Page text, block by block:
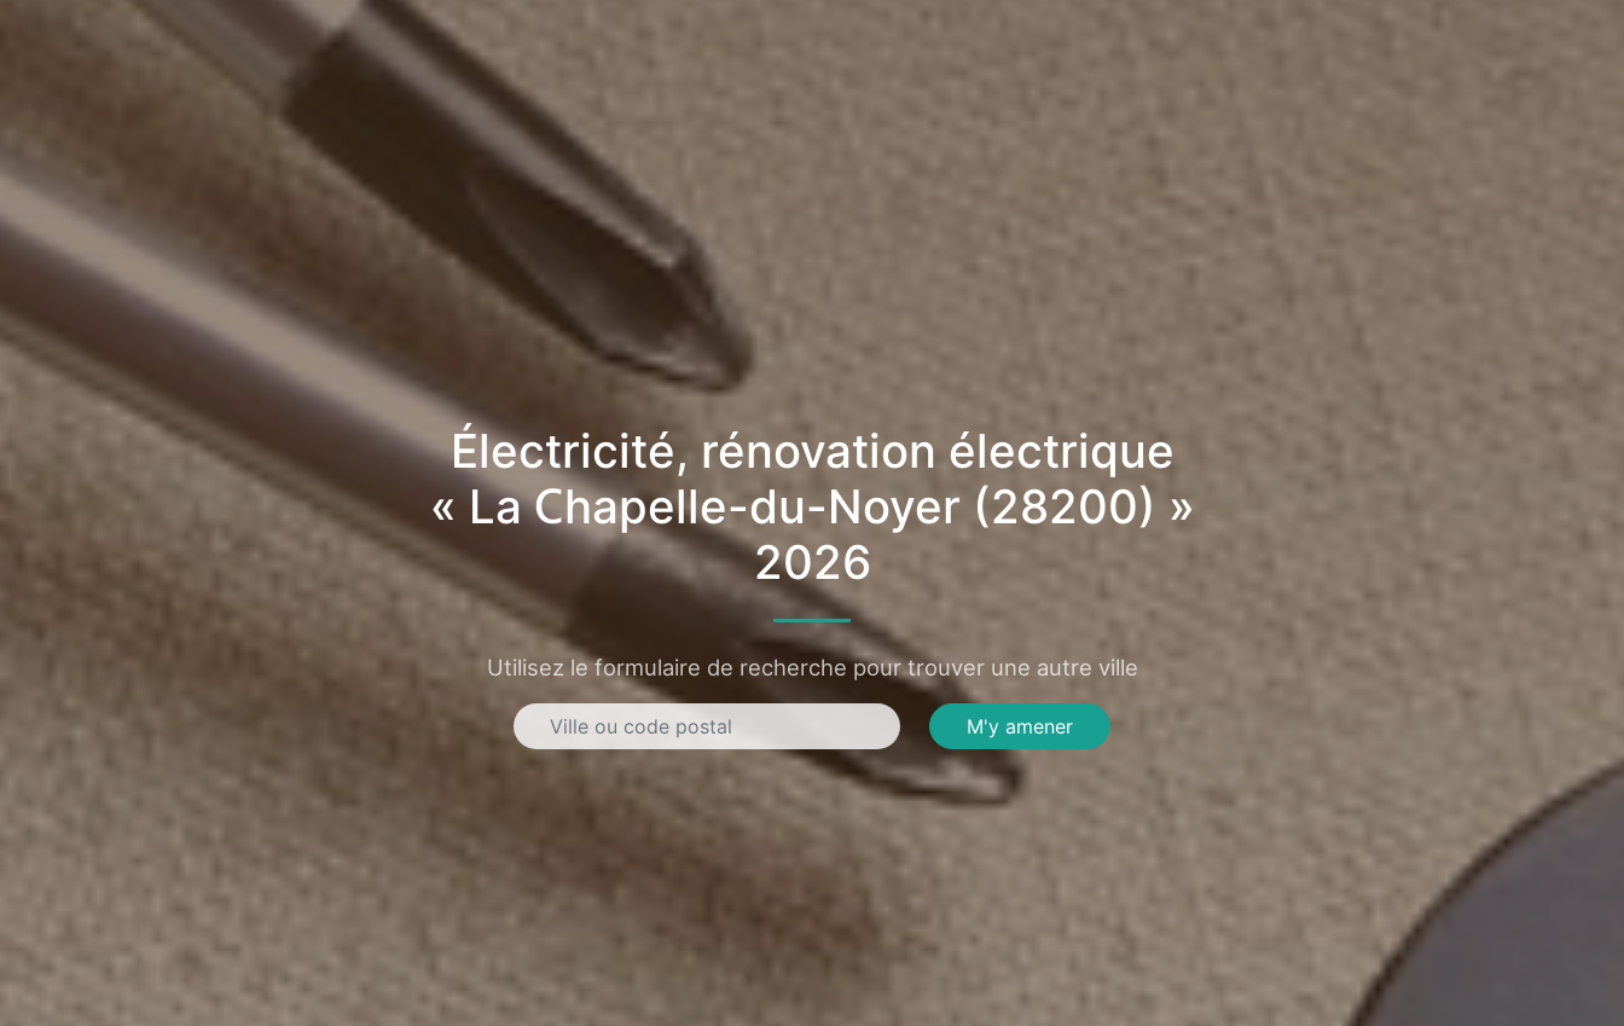
Électricité, rénovation électrique
« La Chapelle-du-Noyer (28200) »
2026
Utilisez le formulaire de recherche pour trouver une autre ville
M'y amener